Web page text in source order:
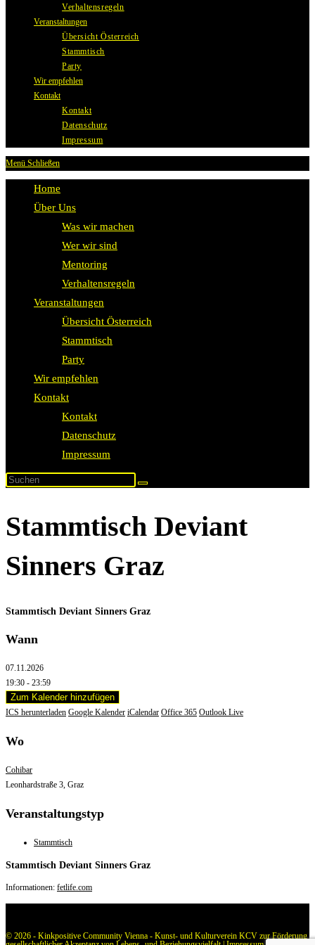
Verhaltensregeln
Veranstaltungen
Übersicht Österreich
Stammtisch
Party
Wir empfehlen
Kontakt
Kontakt
Datenschutz
Impressum
Menü Schließen
Home
Über Uns
Was wir machen
Wer wir sind
Mentoring
Verhaltensregeln
Veranstaltungen
Übersicht Österreich
Stammtisch
Party
Wir empfehlen
Kontakt
Kontakt
Datenschutz
Impressum
Stammtisch Deviant
Sinners Graz
Stammtisch Deviant Sinners Graz
Wann
07.11.2026
19:30 - 23:59
Zum Kalender hinzufügen
ICS herunterladen Google Kalender iCalendar Office 365 Outlook Live
Wo
Cohibar
Leonhardstraße 3, Graz
Veranstaltungstyp
Stammtisch
Stammtisch Deviant Sinners Graz
Informationen: fetlife.com
© 2026 - Kinkpositive Community Vienna - Kunst- und Kulturverein KCV zur Förderung